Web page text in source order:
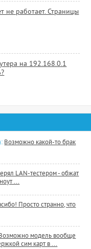
не работает. Страницы
на 192.168.0.1
Возможно какой-то брак
LAN-тестером - обжат
...
Просто странно, что
модель вообще
сим карт в ...